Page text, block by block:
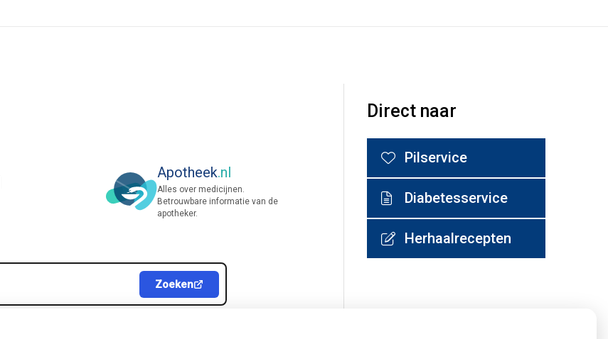
Apotheek.nl
Alles over medicijnen.
Betrouwbare informatie van de
apotheker.
Zoeken
Direct naar
Pilservice
Diabetesservice
Herhaalrecepten